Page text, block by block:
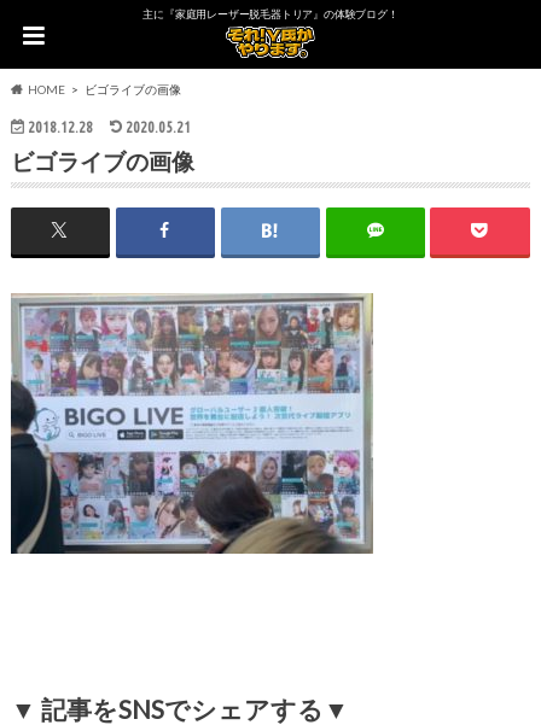
主に『家庭用レーザー脱毛器トリア』の体験ブログ！
HOME ビゴライブの画像
2018.12.28 2020.05.21
ビゴライブの画像
▼ 記事をSNSでシェアする▼